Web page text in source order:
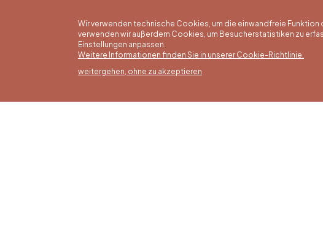
Wir verwenden technische Cookies, um die einwandfreie Funktion
verwenden wir außerdem Cookies, um Besucherstatistiken zu
Einstellungen anpassen.
Weitere Informationen finden Sie in unserer Cookie-Richtlinie.
weitergehen, ohne zu akzeptieren